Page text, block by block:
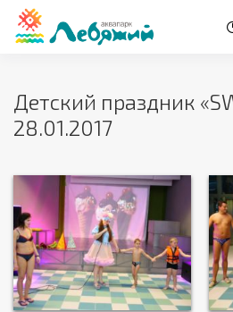
Детский праздник
28.01.2017